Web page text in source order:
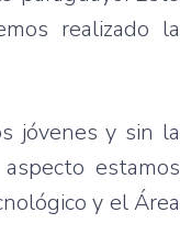
realizado la
jóvenes y sin la
estamos
y el Área